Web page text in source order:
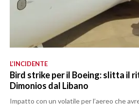
L’INCIDENTE
Bird strike per il Boeing: slitta il
Dimonios dal Libano
Impatto con un volatile per l’aereo che